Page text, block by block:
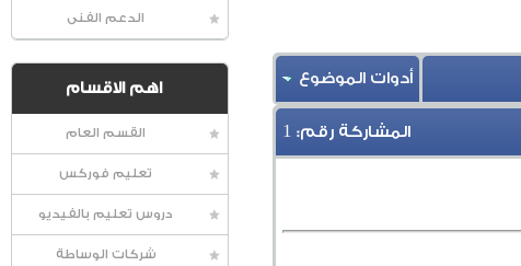
الدعم الفنى
اهم الاقسام
القسم العام
تعليم فوركس
دروس تعليم بالفيديو
شركات الوساطة
أدوات الموضوع
المشاركة رقم: 1